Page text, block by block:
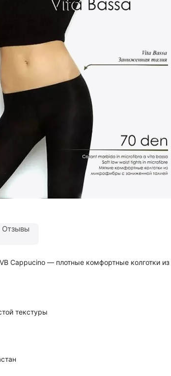
Отзывы
Cappucino — плотные комфортные колготки
текстуры